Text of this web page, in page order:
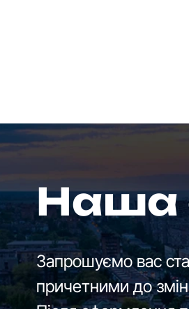
Наша
Запрошуємо вас
причетними до змін